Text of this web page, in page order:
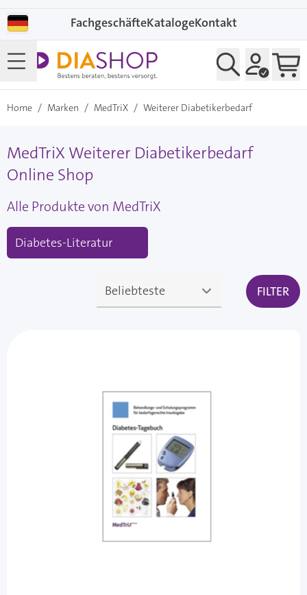
FachgeschäfteKatalogeKontakt
Home / Marken / MedTriX / Weiterer Diabetikerbedarf
MedTriX Weiterer Diabetikerbedarf
Online Shop
Alle Produkte von MedTriX
Diabetes-Literatur
FILTER